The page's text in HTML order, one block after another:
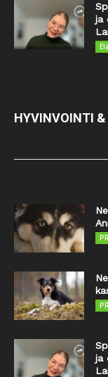
ja
HYVINVOINTI &
ja